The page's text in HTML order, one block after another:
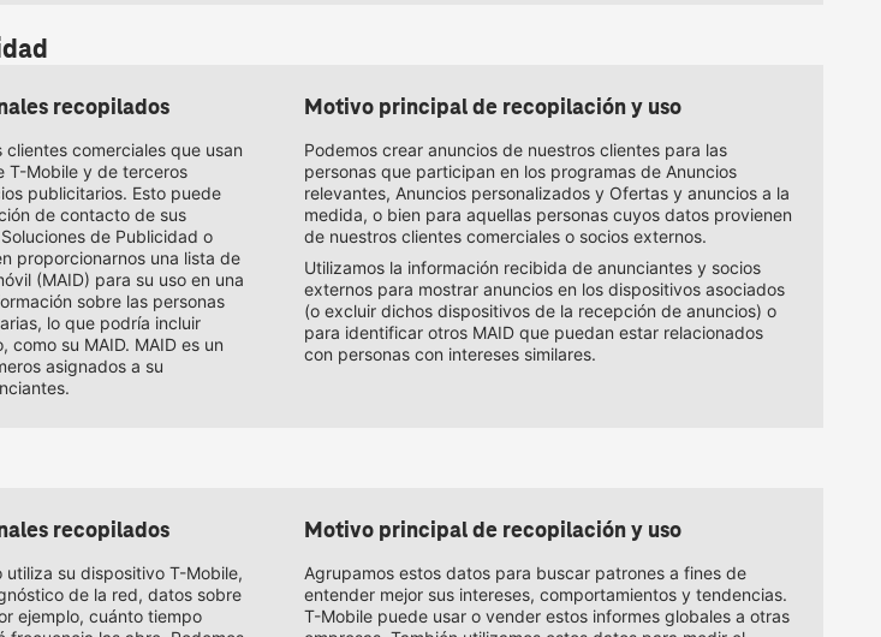
recopilados
comerciales que usan
T-Mobile y de terceros
publicitarios. Esto puede
de contacto de sus
de Publicidad o
proporcionarnos una lista de
(MAID) para su uso en una
sobre las personas
lo que podría incluir
como su MAID. MAID es un
asignados a su
Motivo principal de recopilación y uso
Podemos crear anuncios de nuestros clientes para las
personas que participan en los programas de Anuncios
relevantes, Anuncios personalizados y Ofertas y anuncios a la
medida, o bien para aquellas personas cuyos datos provienen
de nuestros clientes comerciales o socios externos.
Utilizamos la información recibida de anunciantes y socios
externos para mostrar anuncios en los dispositivos asociados
(o excluir dichos dispositivos de la recepción de anuncios) o
para identificar otros MAID que puedan estar relacionados
con personas con intereses similares.
recopilados
utiliza su dispositivo T-Mobile,
de la red, datos sobre
ejemplo, cuánto tiempo
Motivo principal de recopilación y uso
Agrupamos estos datos para buscar patrones a fines de
entender mejor sus intereses, comportamientos y tendencias.
T-Mobile puede usar o vender estos informes globales a otras